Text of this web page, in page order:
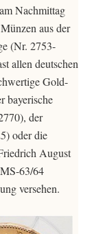
Nachmittag
aus der
(Nr. 2753-
allen deutschen
Gold-
bayerische
der
oder die
August
63/64
versehen.